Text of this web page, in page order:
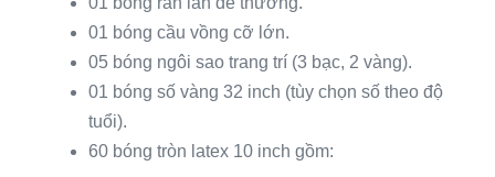
01 bóng cầu vồng cỡ lớn.
05 bóng ngôi sao trang trí (3 bạc, 2 vàng).
01 bóng số vàng 32 inch (tùy chọn số theo độ
tuổi).
60 bóng tròn latex 10 inch gồm: